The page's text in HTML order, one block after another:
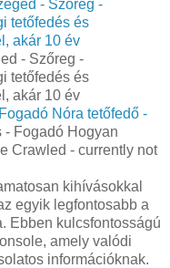
- Szőreg -
tetőfedés és
akár 10 év
- Szőreg -
tetőfedés és
akár 10 év
Nóra tetőfedő -
- Fogadó Hogyan
Crawled - currently not
kihívásokkal
egyik legfontosabb a
Ebben kulcsfontosságú
amely valódi
információknak.